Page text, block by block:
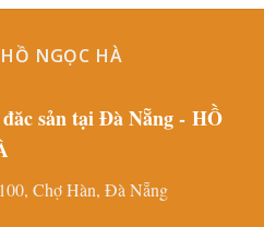
NGỌC HÀ
sản tại Đà Nẵng - HỒ
Chợ Hàn, Đà Nẵng